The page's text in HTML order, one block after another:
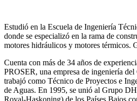
Estudió en la Escuela de Ingeniería
donde se especializó en la rama de
motores hidráulicos y motores térmicos.
Cuenta con más de 34 años de
PROSER, una empresa de ingeniería
trabajó como Técnico de Proyectos e
de Aguas. En 1995, se unió al Grupo
Royal-Haskoning) de los Países Bajos